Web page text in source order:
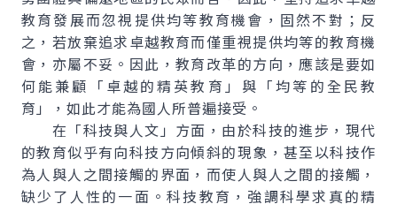
教育發展而忽視提供均等教育機會，固然不對；反
之，若放棄追求卓越教育而僅重視提供均等的教育機
會，亦屬不妥。因此，教育改革的方向，應該是要如
何能兼顧「卓越的精英教育」與「均等的全民教
育」，如此才能為國人所普遍接受。
在「科技與人文」方面，由於科技的進步，現代
的教育似乎有向科技方向傾斜的現象，甚至以科技作
為人與人之間接觸的界面，而使人與人之間的接觸，
缺少了人性的一面。科技教育，強調科學求真的精